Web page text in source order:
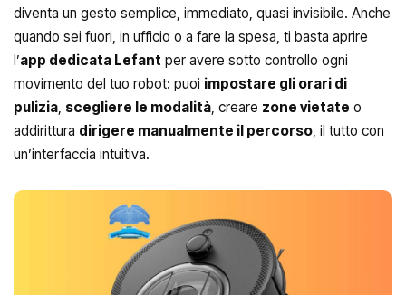
diventa un gesto semplice, immediato, quasi invisibile. Anche
quando sei fuori, in ufficio o a fare la spesa, ti basta aprire
l’app dedicata Lefant per avere sotto controllo ogni
movimento del tuo robot: puoi impostare gli orari di
pulizia, scegliere le modalità, creare zone vietate o
addirittura dirigere manualmente il percorso, il tutto con
un’interfaccia intuitiva.